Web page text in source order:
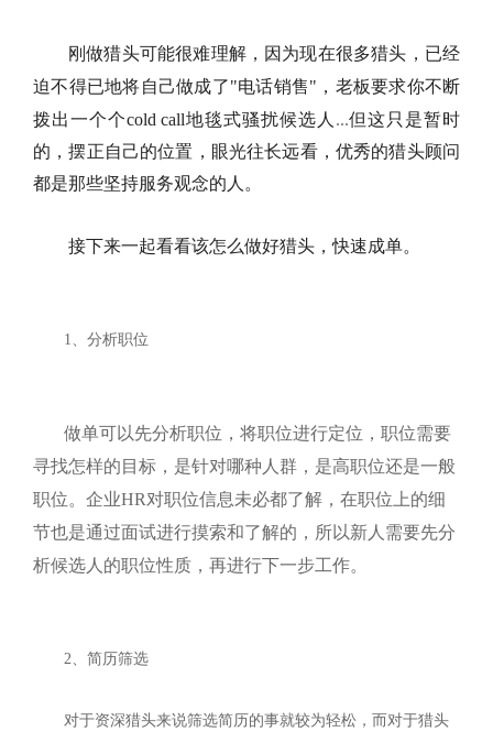
刚做猎头可能很难理解，因为现在很多猎头，已经
迫不得已地将自己做成了"电话销售"，老板要求你不断
拨出一个个cold call地毯式骚扰候选人 ...但这只是暂时
的，摆正自己的位置，眼光往长远看，优秀的猎头顾问
都是那些坚持服务观念的人。
接下来一起看看该怎么做好猎头，快速成单。
1、分析职位
做单可以先分析职位，将职位进行定位，职位需要
寻找怎样的目标，是针对哪种人群，是高职位还是一般
职位。企业HR对职位信息未必都了解，在职位上的细
节也是通过面试进行摸索和了解的，所以新人需要先分
析候选人的职位性质，再进行下一步工作。
2、简历筛选
对于资深猎头来说筛选简历的事就较为轻松，而对于猎头